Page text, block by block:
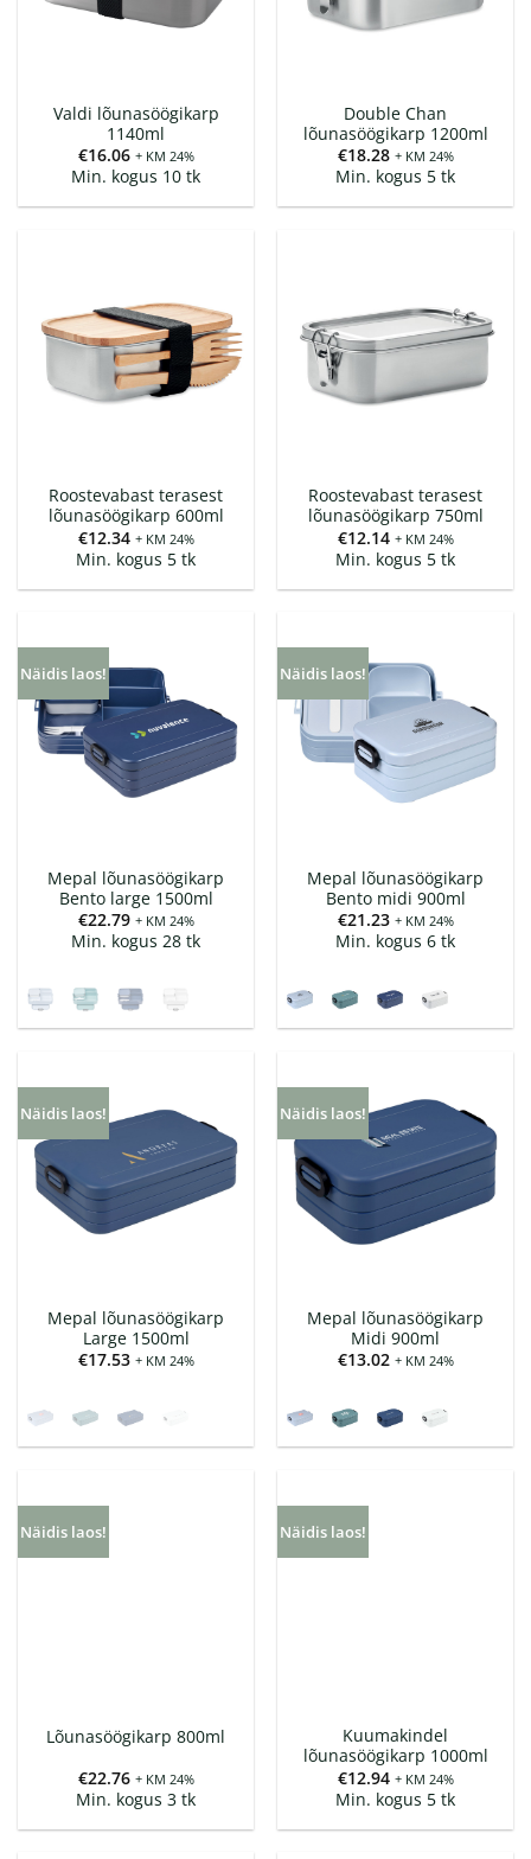
Valdi lõunasöögikarp
1140ml
€16.06 + KM 24%
Min. kogus 10 tk
Double Chan
lõunasöögikarp 1200ml
€18.28 + KM 24%
Min. kogus 5 tk
Roostevabast terasest
lõunasöögikarp 600ml
€12.34 + KM 24%
Min. kogus 5 tk
Roostevabast terasest
lõunasöögikarp 750ml
€12.14 + KM 24%
Min. kogus 5 tk
Näidis laos!
Mepal lõunasöögikarp
Bento large 1500ml
€22.79 + KM 24%
Min. kogus 28 tk
Näidis laos!
Mepal lõunasöögikarp
Bento midi 900ml
€21.23 + KM 24%
Min. kogus 6 tk
Näidis laos!
Mepal lõunasöögikarp
Large 1500ml
€17.53 + KM 24%
Näidis laos!
Mepal lõunasöögikarp
Midi 900ml
€13.02 + KM 24%
Näidis laos!
Lõunasöögikarp 800ml
€22.76 + KM 24%
Min. kogus 3 tk
Näidis laos!
Kuumakindel
lõunasöögikarp 1000ml
€12.94 + KM 24%
Min. kogus 5 tk